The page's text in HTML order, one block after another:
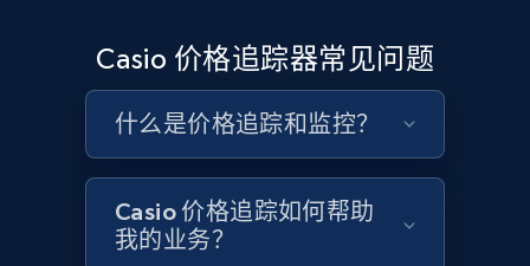
2.4K+ 199+ 立即开始
Google Shopping - collects products from
web using keywords
URL, Product id, Title, Product description,
Rating, Reviews count, Images, Variations, and
Casio 价格追踪器常见问题
什么是价格追踪和监控？
Casio 价格追踪如何帮助
我的业务？